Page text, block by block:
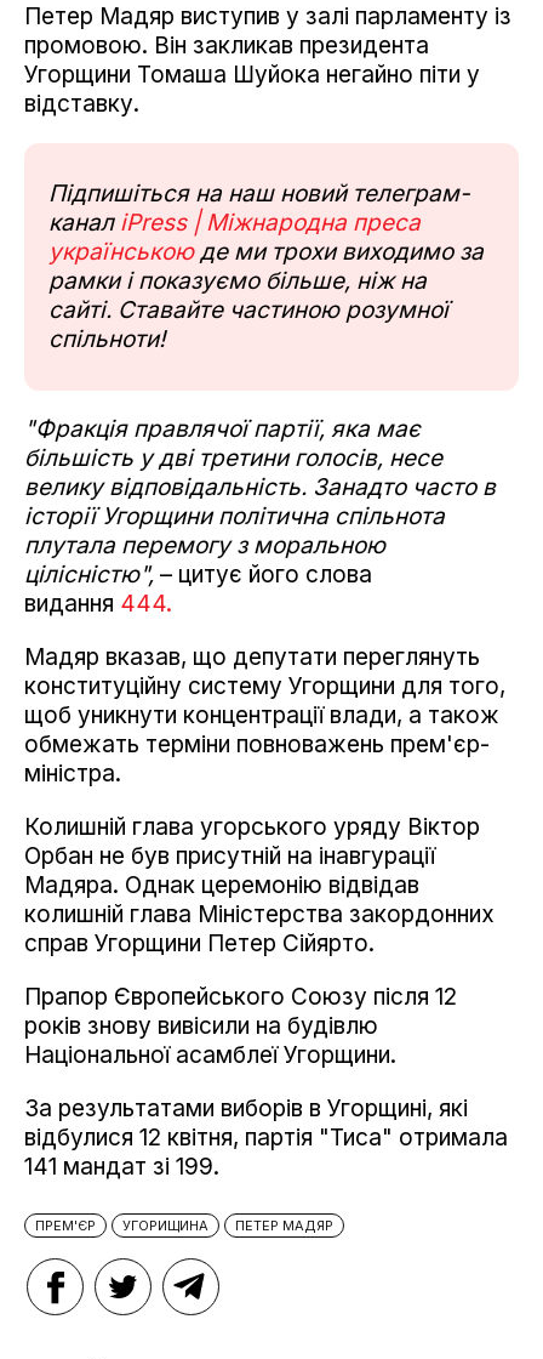
Петер Мадяр виступив у залі парламенту із
промовою. Він закликав президента
Угорщини Томаша Шуйока негайно піти у
відставку.
Підпишіться на наш новий телеграм-
канал iPress | Міжнародна преса
українськоюде ми трохи виходимо за
рамки і показуємо більше, ніж на
сайті. Ставайте частиною розумної
спільноти!
"Фракція правлячої партії, яка має
більшість у дві третини голосів, несе
велику відповідальність. Занадто часто в
історії Угорщини політична спільнота
плутала перемогу з моральною
цілісністю", – цитує його слова
видання 444.
Мадяр вказав, що депутати переглянуть
конституційну систему Угорщини для того,
щоб уникнути концентрації влади, а також
обмежать терміни повноважень прем'єр-
міністра.
Колишній глава угорського уряду Віктор
Орбан не був присутній на інавгурації
Мадяра. Однак церемонію відвідав
колишній глава Міністерства закордонних
справ Угорщини Петер Сійярто.
Прапор Європейського Союзу після 12
років знову вивісили на будівлю
Національної асамблеї Угорщини.
За результатами виборів в Угорщині, які
відбулися 12 квітня, партія "Тиса" отримала
141 мандат зі 199.
ПРЕМ'ЄР УГОРИЩИНА ПЕТЕР МАДЯР